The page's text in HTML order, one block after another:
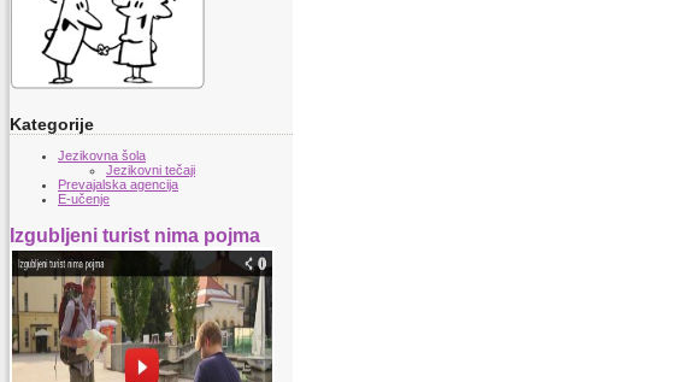
Kategorije
Jezikovna šola
Jezikovni tečaji
Prevajalska agencija
E-učenje
Izgubljeni turist nima pojma